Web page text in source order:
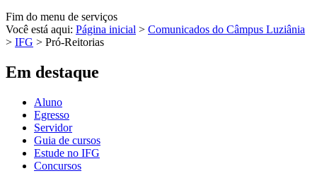
Fim do menu de serviços
Você está aqui: Página inicial > Comunicados do Câmpus Luziânia
> IFG > Pró-Reitorias
Em destaque
Aluno
Egresso
Servidor
Guia de cursos
Estude no IFG
Concursos